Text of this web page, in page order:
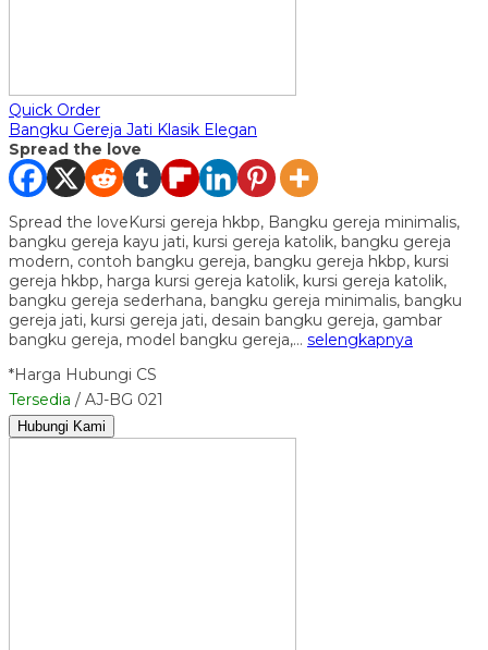
Quick Order
Bangku Gereja Jati Klasik Elegan
Spread the love
Spread the loveKursi gereja hkbp, Bangku gereja minimalis,
bangku gereja kayu jati, kursi gereja katolik, bangku gereja
modern, contoh bangku gereja, bangku gereja hkbp, kursi
gereja hkbp, harga kursi gereja katolik, kursi gereja katolik,
bangku gereja sederhana, bangku gereja minimalis, bangku
gereja jati, kursi gereja jati, desain bangku gereja, gambar
bangku gereja, model bangku gereja,… selengkapnya
*Harga Hubungi CS
Tersedia / AJ-BG 021
Hubungi Kami